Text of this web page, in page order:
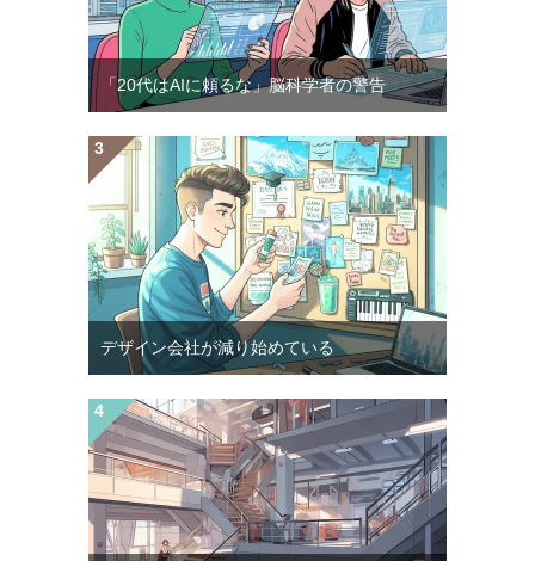
「20代はAIに頼るな」脳科学者の警告
デザイン会社が減り始めている